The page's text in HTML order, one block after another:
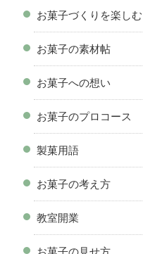
お菓子づくりを楽しむ
お菓子の素材帖
お菓子への想い
お菓子のプロコース
製菓用語
お菓子の考え方
教室開業